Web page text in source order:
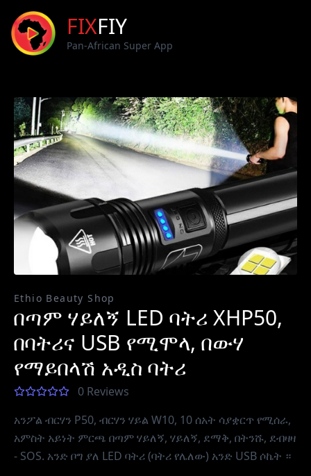
FIXFIY
Pan-African Super App
Ethio Beauty Shop
በጣም ሃይለኝ LED ባትሪ XHP50,
በባትሪና USB የሚሞላ, በውሃ
የማይበላሽ አዲስ ባትሪ
0 Reviews
አንፖል ብርሃን P50, ብርሃን ሃይል W10, 10 ሰአት ሳያቋርጥ የሚሰራ,
አምስት አይነት ምርጫ በጣም ሃይለኝ, ሃይለኝ, ደማቅ, በትንሹ, ደብዛዛ
- SOS. አንድ ቦግ ያለ LED ባትሪ (ባትሪ የሌለው) አንድ USB ሶኬት ።